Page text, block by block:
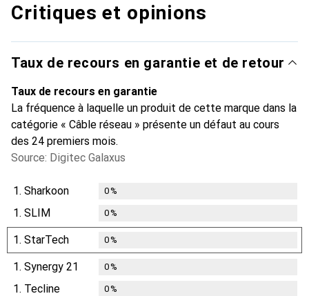
Critiques et opinions
Taux de recours en garantie et de retour
Taux de recours en garantie
La fréquence à laquelle un produit de cette marque dans la
catégorie « Câble réseau » présente un défaut au cours
des 24 premiers mois.
Source: Digitec Galaxus
1. Sharkoon 0%
1. SLIM 0%
1. StarTech 0%
1. Synergy 21 0%
1. Tecline 0%